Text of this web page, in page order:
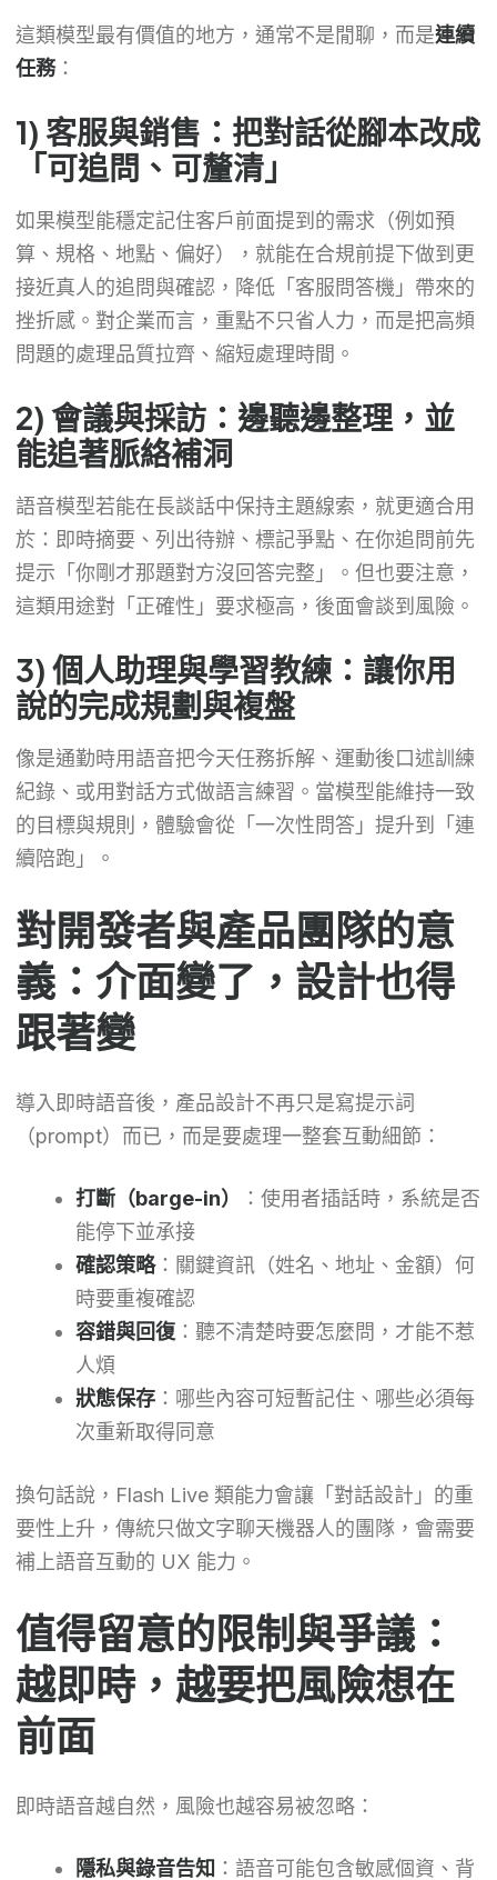
這類模型最有價值的地方，通常不是閒聊，而是連續
任務：
1) 客服與銷售：把對話從腳本改成
「可追問、可釐清」
如果模型能穩定記住客戶前面提到的需求（例如預
算、規格、地點、偏好），就能在合規前提下做到更
接近真人的追問與確認，降低「客服問答機」帶來的
挫折感。對企業而言，重點不只省人力，而是把高頻
問題的處理品質拉齊、縮短處理時間。
2) 會議與採訪：邊聽邊整理，並
能追著脈絡補洞
語音模型若能在長談話中保持主題線索，就更適合用
於：即時摘要、列出待辦、標記爭點、在你追問前先
提示「你剛才那題對方沒回答完整」。但也要注意，
這類用途對「正確性」要求極高，後面會談到風險。
3) 個人助理與學習教練：讓你用
說的完成規劃與複盤
像是通勤時用語音把今天任務拆解、運動後口述訓練
紀錄、或用對話方式做語言練習。當模型能維持一致
的目標與規則，體驗會從「一次性問答」提升到「連
續陪跑」。
對開發者與產品團隊的意
義：介面變了，設計也得
跟著變
導入即時語音後，產品設計不再只是寫提示詞
（prompt）而已，而是要處理一整套互動細節：
打斷（barge-in）
：使用者插話時，系統是否
能停下並承接
確認策略：關鍵資訊（姓名、地址、金額）何
時要重複確認
容錯與回復：聽不清楚時要怎麼問，才能不惹
人煩
狀態保存：哪些內容可短暫記住、哪些必須每
次重新取得同意
換句話說，Flash Live 類能力會讓「對話設計」的重
要性上升，傳統只做文字聊天機器人的團隊，會需要
補上語音互動的 UX 能力。
值得留意的限制與爭議：
越即時，越要把風險想在
前面
即時語音越自然，風險也越容易被忽略：
隱私與錄音告知 ：語音可能包含敏感個資、背